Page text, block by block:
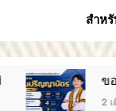
สำห
สดงความยินดีกับบั
ดือน Ago